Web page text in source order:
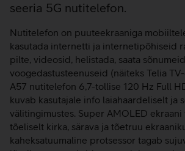
seeria 5G nutitelefon.
Nutitelefon on puuteekraaniga
kasutada internetti ja internetipõhiseid
pilte, videosid, helistada, saata
voogedastusteenuseid (näiteks Telia
A57 nutitelefon 6,7-tollise 120 Hz Full
kuvab kasutajale info laiahaardeliselt ja
välitingimustes. Super AMOLED
tõeliselt kirka, särava ja tõetruu
kaheksatuumaline protsessor tagab